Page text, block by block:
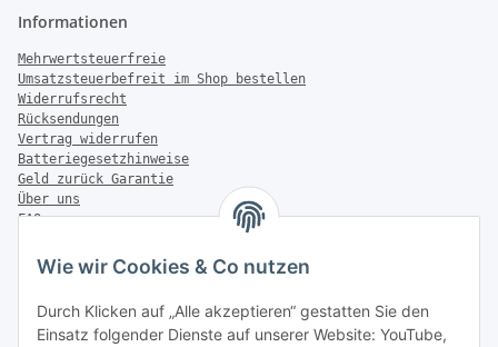
Wie wir Cookies & Co nutzen
Durch Klicken auf „Alle akzeptieren“ gestatten Sie den
Einsatz folgender Dienste auf unserer Website: YouTube,
Informationen
Mehrwertsteuerfreie
Umsatzsteuerbefreit im Shop bestellen
Widerrufsrecht
Rücksendungen
Vertrag widerrufen
Batteriegesetzhinweise
Geld zurück Garantie
Über uns
FAQ
Zahlung & Versand